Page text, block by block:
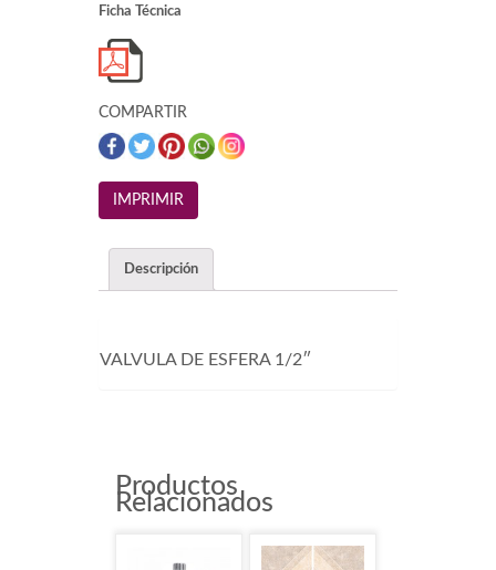
Ficha Técnica
COMPARTIR
Descripción
VALVULA DE ESFERA 1/2″
Productos
Relacionados